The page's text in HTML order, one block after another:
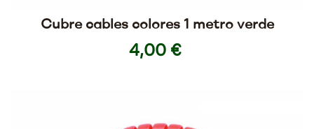
Cubre cables colores 1 metro verde
4,00 €